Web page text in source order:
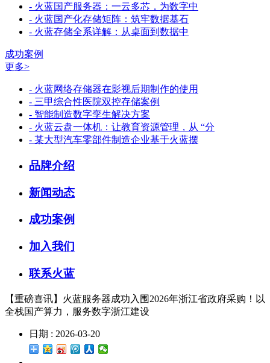
- 火蓝国产服务器：一云多芯，为数字中
- 火蓝国产化存储矩阵：筑牢数据基石
- 火蓝存储全系详解：从桌面到数据中
成功案例
更多>
- 火蓝网络存储器在影视后期制作的使用
- 三甲综合性医院双控存储案例
- 智能制造数字孪生解决方案
- 火蓝云盘一体机：让教育资源管理，从 “分
- 某大型汽车零部件制造企业基于火蓝摆
品牌介绍
新闻动态
成功案例
加入我们
联系火蓝
【重磅喜讯】火蓝服务器成功入围2026年浙江省政府采购！以
全栈国产算力，服务数字浙江建设
日期 : 2026-03-20